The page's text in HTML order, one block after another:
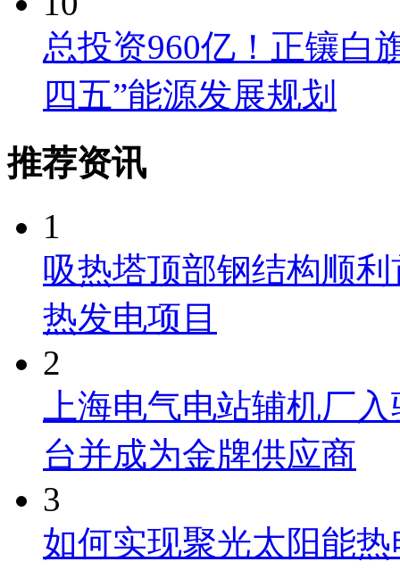
总投资960亿！正镶白
四五”能源发展规划
推荐资讯
1
吸热塔顶部钢结构顺
热发电项目
2
上海电气电站辅机厂
台并成为金牌供应商
3
如何实现聚光太阳能